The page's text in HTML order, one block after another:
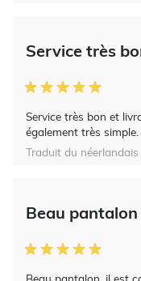
Service très
Service très bon et
également très simple.
Traduit du néerlandais
Beau pantalon
Beau pantalon, il est